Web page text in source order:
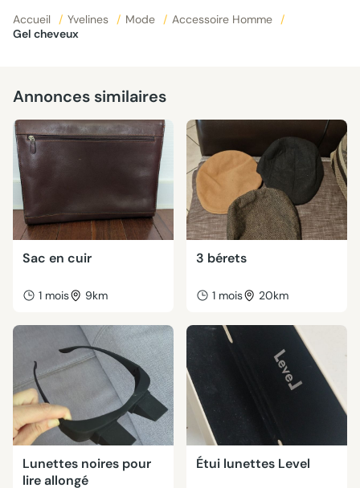
Accueil / Yvelines / Mode / Accessoire Homme
/
Gel cheveux
Annonces similaires
Sac en cuir
1 mois 9km
3 bérets
1 mois 20km
Lunettes noires pour
lire allongé
Étui lunettes Level